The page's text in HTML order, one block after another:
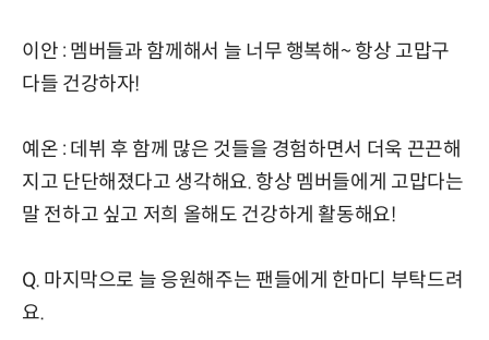
이안 : 멤버들과 함께해서 늘 너무 행복해~ 항상 고맙구
다들 건강하자!
예온 : 데뷔 후 함께 많은 것들을 경험하면서 더욱 끈끈해
지고 단단해졌다고 생각해요. 항상 멤버들에게 고맙다는
말 전하고 싶고 저희 올해도 건강하게 활동해요!
Q. 마지막으로 늘 응원해주는 팬들에게 한마디 부탁드려
요.